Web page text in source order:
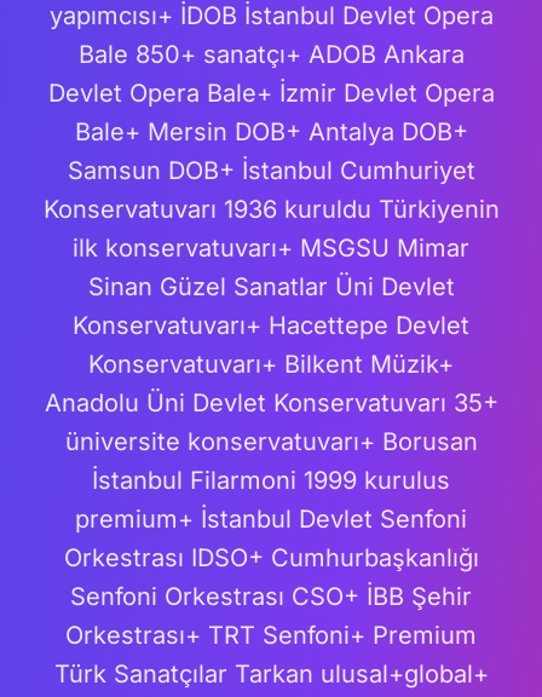
yapımcısı+ İDOB İstanbul Devlet Opera
Bale 850+ sanatçı+ ADOB Ankara
Devlet Opera Bale+ İzmir Devlet Opera
Bale+ Mersin DOB+ Antalya DOB+
Samsun DOB+ İstanbul Cumhuriyet
Konservatuvarı 1936 kuruldu Türkiyenin
ilk konservatuvarı+ MSGSU Mimar
Sinan Güzel Sanatlar Üni Devlet
Konservatuvarı+ Hacettepe Devlet
Konservatuvarı+ Bilkent Müzik+
Anadolu Üni Devlet Konservatuvarı 35+
üniversite konservatuvarı+ Borusan
İstanbul Filarmoni 1999 kurulus
premium+ İstanbul Devlet Senfoni
Orkestrası IDSO+ Cumhurbaşkanlığı
Senfoni Orkestrası CSO+ İBB Şehir
Orkestrası+ TRT Senfoni+ Premium
Türk Sanatçılar Tarkan ulusal+global+